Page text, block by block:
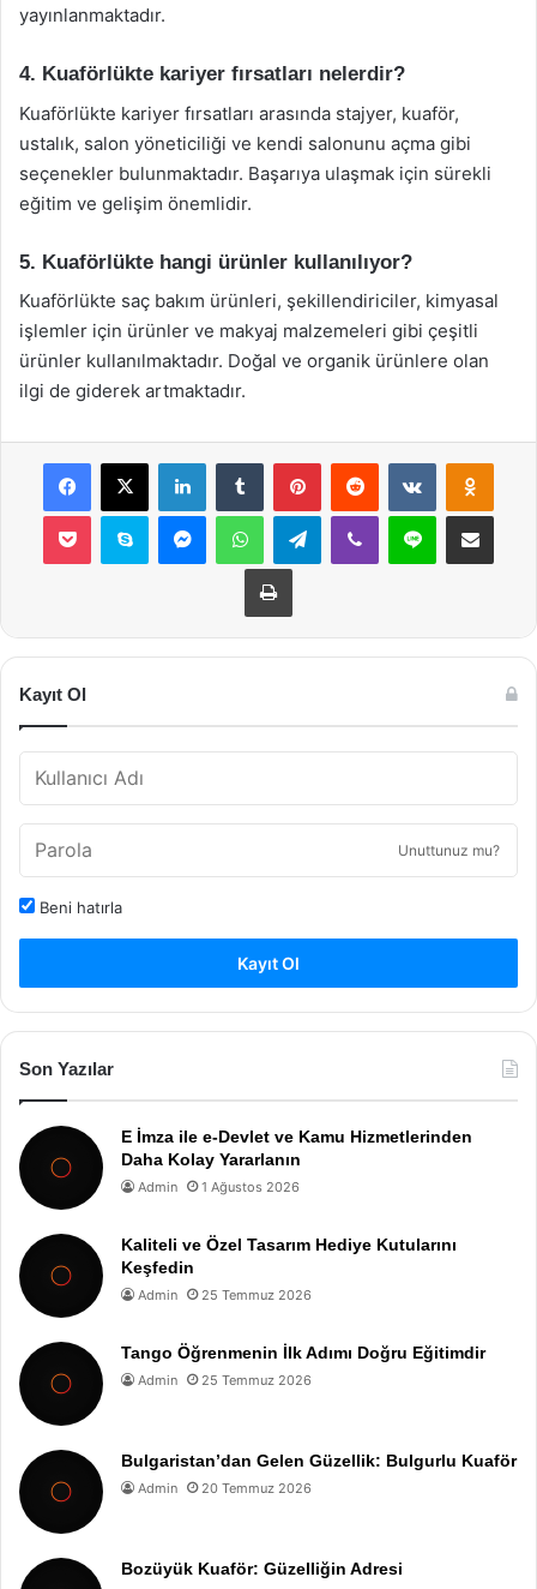
yayınlanmaktadır.
4. Kuaförlükte kariyer fırsatları nelerdir?
Kuaförlükte kariyer fırsatları arasında stajyer, kuaför,
ustalık, salon yöneticiliği ve kendi salonunu açma gibi
seçenekler bulunmaktadır. Başarıya ulaşmak için sürekli
eğitim ve gelişim önemlidir.
5. Kuaförlükte hangi ürünler kullanılıyor?
Kuaförlükte saç bakım ürünleri, şekillendiriciler, kimyasal
işlemler için ürünler ve makyaj malzemeleri gibi çeşitli
ürünler kullanılmaktadır. Doğal ve organik ürünlere olan
ilgi de giderek artmaktadır.
Facebook
X LinkedInTumblr PinterestReddit VKontakte
Pocket Skype MessengerWhatsAppTelegramViber Line E-Posta ile
Yazdır
Kayıt Ol
Unuttunuz mu?
Beni hatırla
Kayıt Ol
Son Yazılar
E İmza ile e-Devlet ve Kamu Hizmetlerinden
Daha Kolay Yararlanın
Admin 1 Ağustos 2026
Kaliteli ve Özel Tasarım Hediye Kutularını
Keşfedin
Admin 25 Temmuz 2026
Tango Öğrenmenin İlk Adımı Doğru Eğitimdir
Admin 25 Temmuz 2026
Bulgaristan’dan Gelen Güzellik: Bulgurlu Kuaför
Admin 20 Temmuz 2026
Bozüyük Kuaför: Güzelliğin Adresi